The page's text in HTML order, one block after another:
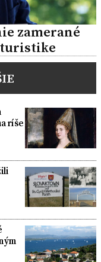
zamerané
ríše